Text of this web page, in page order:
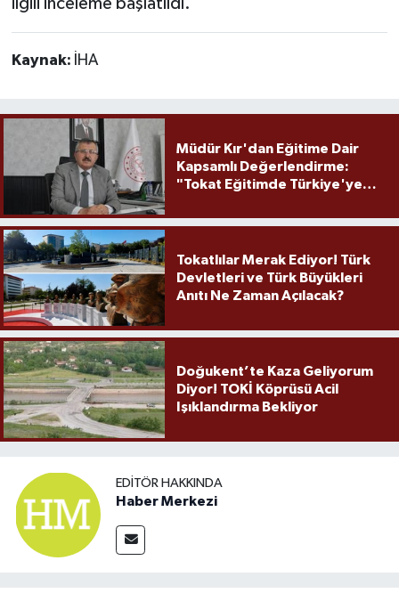
Kaynak: İHA
Müdür Kır'dan Eğitime Dair
Kapsamlı Değerlendirme:
"Tokat Eğitimde Türkiye'ye
Tokatlılar Merak Ediyor! Türk
Devletleri ve Türk Büyükleri
Anıtı Ne Zaman Açılacak?
Doğukent’te Kaza Geliyorum
Diyor! TOKİ Köprüsü Acil
Işıklandırma Bekliyor
EDITÖR HAKKINDA
Haber Merkezi